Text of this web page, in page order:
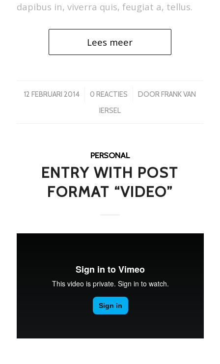
dapibus in, viverra quis, feugiat a, tellus.
Lees meer
12 FEBRUARI 2014
/ 0 REACTIES
/ DOORFRANK VAN
IERSEL
PERSONAL
ENTRY WITH POST
FORMAT “VIDEO”